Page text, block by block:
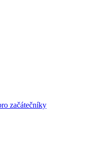
začátečníky